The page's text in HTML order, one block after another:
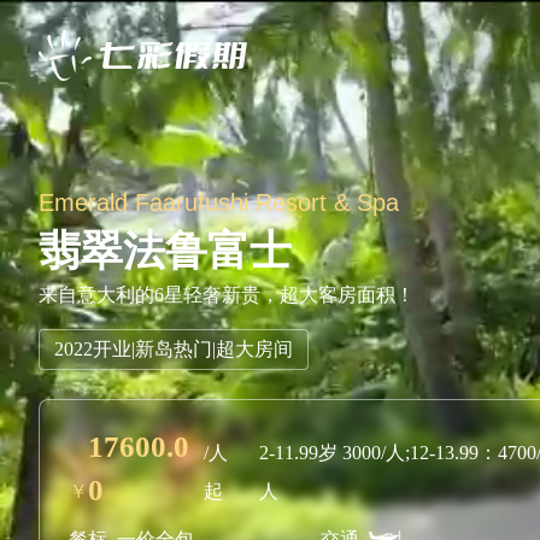
Emerald Faarufushi Resort & Spa
翡翠法鲁富士
来自意大利的6星轻奢新贵，超大客房面积！
2022开业|新岛热门|超大房间
￥
17600.0
0
/人
起
2-11.99岁 3000/人;12-13.99：
人